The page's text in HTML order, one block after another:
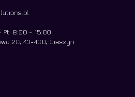
Pt. 8:00 - 15:00
20, 43-400, Cieszyn